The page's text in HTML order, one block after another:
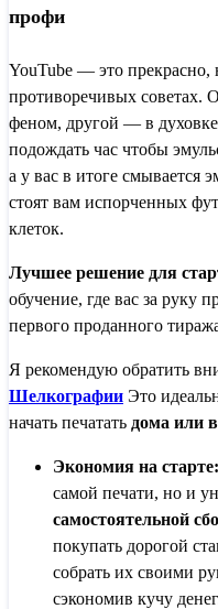
профи
YouTube — это прекрасно,
противоречивых советах.
феном, другой — в
подождать час чтобы
а у вас в итоге смывается
стоят вам испорченных
клеток.
Лучшее решение для
обучение, где вас за руку
первого проданного
Я рекомендую обратить
Шелкографии Это
начать печатать дома или
Экономия на старте:
самой печати, но и
самостоятельной
покупать дорогой
собрать их своими
сэкономив кучу